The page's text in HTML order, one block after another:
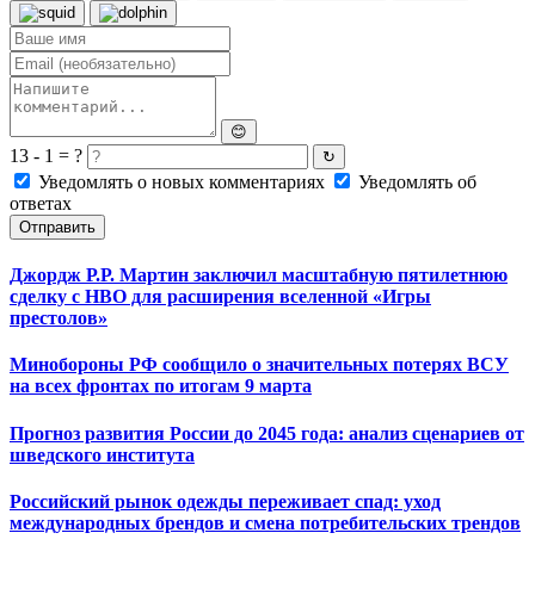
😊
13 - 1 = ? ↻
Уведомлять о новых комментариях
Уведомлять об
ответах
Отправить
Джордж Р.Р. Мартин заключил масштабную пятилетнюю
сделку с HBO для расширения вселенной «Игры
престолов»
Минобороны РФ сообщило о значительных потерях ВСУ
на всех фронтах по итогам 9 марта
Прогноз развития России до 2045 года: анализ сценариев от
шведского института
Российский рынок одежды переживает спад: уход
международных брендов и смена потребительских трендов